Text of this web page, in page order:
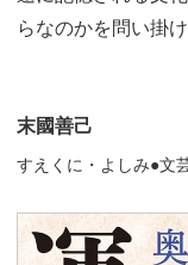
らなのかを問い掛
末國善己
すえくに・よしみ●文